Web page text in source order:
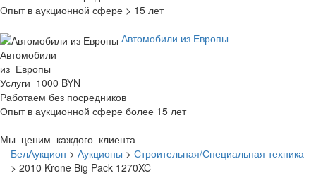
Опыт в аукционной сфере > 15 лет
Автомобили из Европы
Автомобили
из Европы
Услуги 1000 BYN
Работаем без посредников
Опыт в аукционной сфере более 15 лет
Мы ценим каждого клиента
БелАукцион > Аукционы > Строительная/Специальная техника
> 2010 Krone Big Pack 1270XC